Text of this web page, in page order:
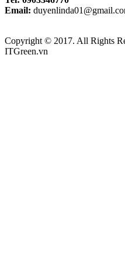
Email:
Copyright © 2017. All Rights
ITGreen.vn